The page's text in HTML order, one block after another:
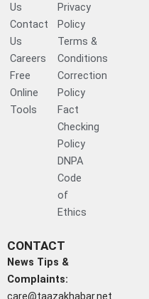
Us
Contact
Us
Careers
Free
Online
Tools
Privacy
Policy
Terms &
Conditions
Correction
Policy
Fact
Checking
Policy
DNPA
Code
of
Ethics
CONTACT
News Tips &
Complaints:
care@taazakhabar.net